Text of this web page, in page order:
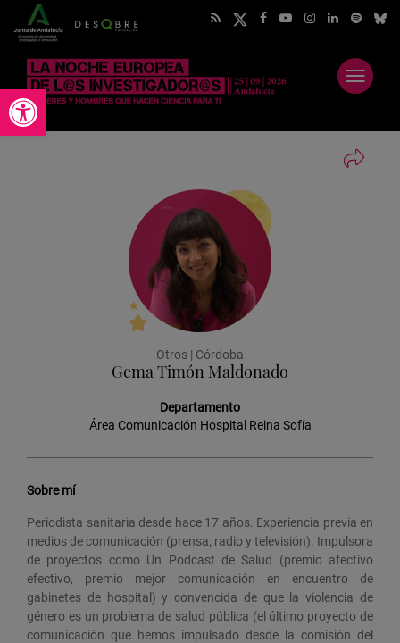
Abrir barra de herramientas
Abrir
menú
Otros | Córdoba
Gema Timón Maldonado
Departamento
Área Comunicación Hospital Reina Sofía
Sobre mí
Periodista sanitaria desde hace 17 años. Experiencia previa en
medios de comunicación (prensa, radio y televisión). Impulsora
de proyectos como Un Podcast de Salud (premio afectivo
efectivo, premio mejor comunicación en encuentro de
gabinetes de hospital) y convencida de que la violencia de
género es un problema de salud pública (el último proyecto de
comunicación que hemos impulsado desde la comisión del